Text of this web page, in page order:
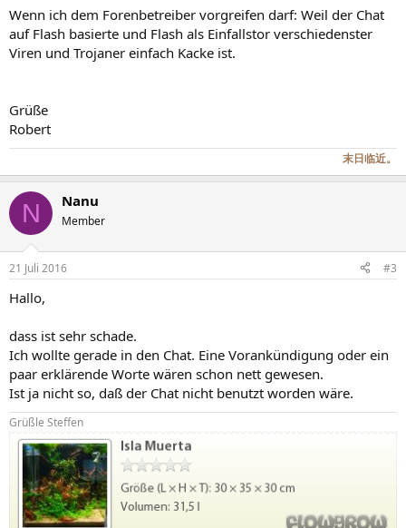
Wenn ich dem Forenbetreiber vorgreifen darf: Weil der Chat
auf Flash basierte und Flash als Einfallstor verschiedenster
Viren und Trojaner einfach Kacke ist.
Grüße
Robert
末日临近。
N Nanu
Member
21 Juli 2016 #3
Hallo,
dass ist sehr schade.
Ich wollte gerade in den Chat. Eine Vorankündigung oder ein
paar erklärende Worte wären schon nett gewesen.
Ist ja nicht so, daß der Chat nicht benutzt worden wäre.
Grüßle Steffen